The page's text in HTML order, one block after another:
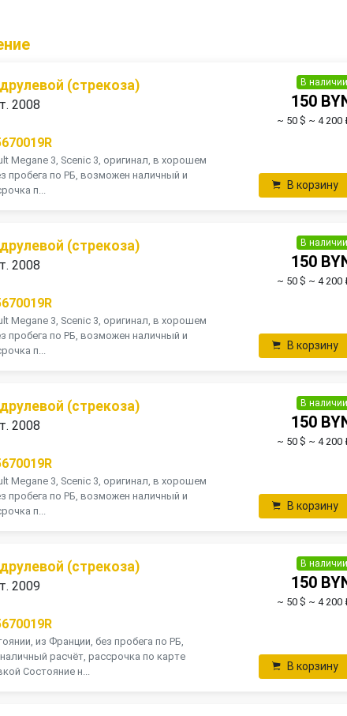
(стрекоза)
2008
Мegane 3, Scenic 3, оригинал, в хорошем
пробега по РБ, возможен наличный и
п...
В наличии
150
~ 50 $ ~ 4 200
В корзину
(стрекоза)
2008
Мegane 3, Scenic 3, оригинал, в хорошем
пробега по РБ, возможен наличный и
п...
В наличии
150
~ 50 $ ~ 4 200
В корзину
(стрекоза)
2008
Мegane 3, Scenic 3, оригинал, в хорошем
пробега по РБ, возможен наличный и
п...
В наличии
150
~ 50 $ ~ 4 200
В корзину
(стрекоза)
2009
из Франции, без пробега по РБ,
расчёт, рассрочка по карте
Состояние н...
В наличии
150
~ 50 $ ~ 4 200
В корзину